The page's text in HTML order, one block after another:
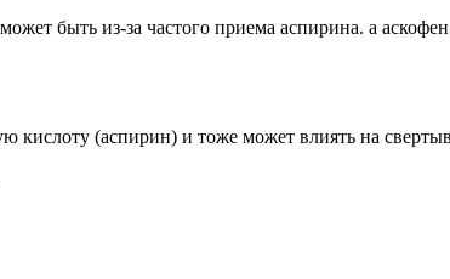
быть из-за частого приема аспирина. а
(аспирин) и тоже может влиять на